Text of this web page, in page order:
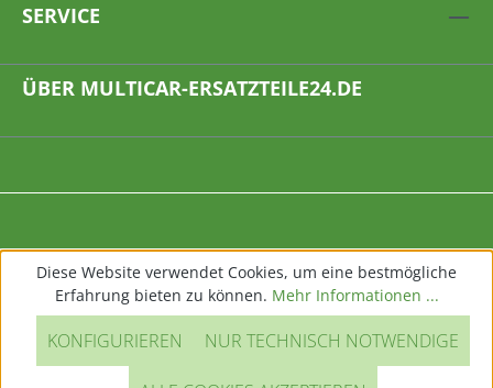
SERVICE
ÜBER MULTICAR-ERSATZTEILE24.DE
Diese Website verwendet Cookies, um eine bestmögliche
Erfahrung bieten zu können. Mehr Informationen ...
NUR TECHNISCH NOTWENDIGE
KONFIGURIEREN